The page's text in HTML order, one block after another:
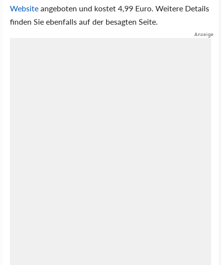
Websiteangeboten und kostet 4,99 Euro. Weitere Details
finden Sie ebenfalls auf der besagten Seite.